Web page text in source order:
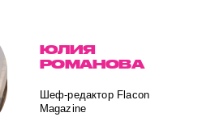
ЮЛИЯ
РОМАНОВА
Шеф-редактор Flacon
Magazine